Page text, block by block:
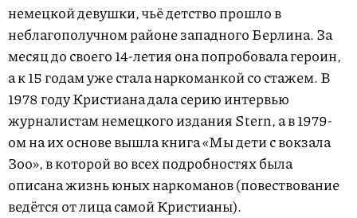
немецкой девушки, чьё детство прошло в
неблагополучном районе западного Берлина. За
месяц до своего 14-летия она попробовала героин,
а к 15 годам уже стала наркоманкой со стажем. В
1978 году Кристиана дала серию интервью
журналистам немецкого издания Stern, а в 1979-
ом на их основе вышла книга «Мы дети с вокзала
Зоо», в которой во всех подробностях была
описана жизнь юных наркоманов (повествование
ведётся от лица самой Кристианы).